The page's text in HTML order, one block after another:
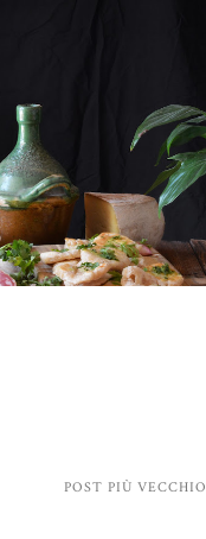
POST PIÙ VECCHIO